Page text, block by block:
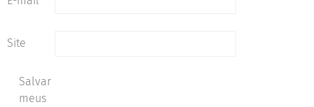
Site
Salvar
meus